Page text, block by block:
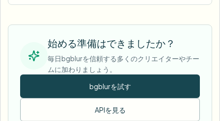
始める準備はできましたか？
毎日bgblurを信頼する多くのクリエイターやチー
ムに加わりましょう。
bgblurを試す
APIを見る